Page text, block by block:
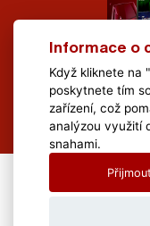
All Rights Reserved
Informace o
Když kliknete na
poskytnete tím
zařízení, což
analýzou využití
snahami.